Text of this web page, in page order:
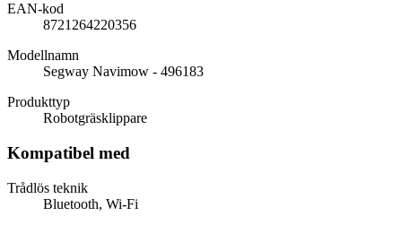
EAN-kod
8721264220356
Modellnamn
Segway Navimow - 496183
Produkttyp
Robotgräsklippare
Kompatibel med
Trådlös teknik
Bluetooth, Wi-Fi